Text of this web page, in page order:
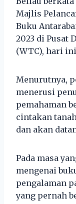
Majlis
Buku
2023 di Pusat
(WTC), hari
Menurutnya,
menerusi
pemahaman
cintakan
dan akan
Pada masa
mengenai
pengalaman
yang pernah